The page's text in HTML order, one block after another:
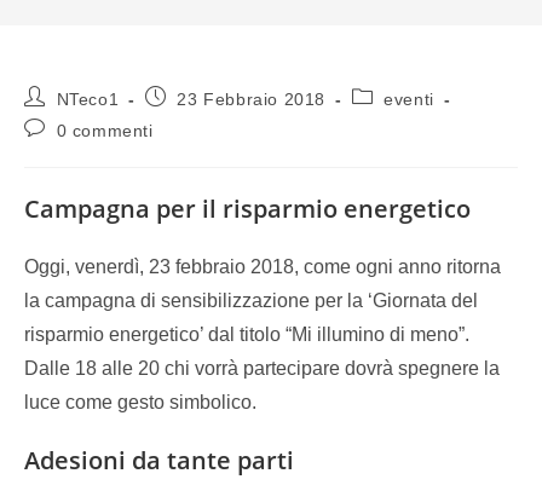
NTeco1 23 Febbraio 2018
eventi
0 commenti
Campagna per il risparmio energetico
Oggi, venerdì, 23 febbraio 2018, come ogni anno ritorna
la campagna di sensibilizzazione per la ‘Giornata del
risparmio energetico’ dal titolo “Mi illumino di meno”.
Dalle 18 alle 20 chi vorrà partecipare dovrà spegnere la
luce come gesto simbolico.
Adesioni da tante parti